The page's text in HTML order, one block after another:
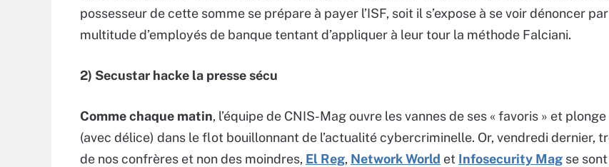
possesseur de cette somme se prépare à payer l’ISF, soit il s’expose à se voir dénoncer
multitude d’employés de banque tentant d’appliquer à leur tour la méthode Falciani.
2) Secustar hacke la presse sécu
Comme chaque matin, l’équipe de CNIS-Mag ouvre les vannes de ses « favoris » et plonge
(avec délice) dans le flot bouillonnant de l’actualité cybercriminelle. Or, vendredi dernier,
de nos confrères et non des moindres, El Reg, Network World et Infosecurity Mag se